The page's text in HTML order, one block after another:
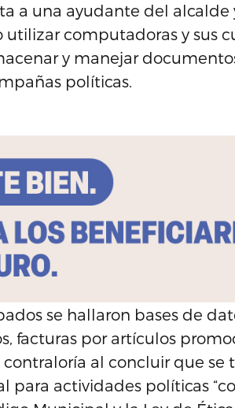
a una ayudante del
computadoras y sus
y manejar
políticas.
se hallaron bases de
facturas por artículos
contraloría al concluir que
para actividades políticas